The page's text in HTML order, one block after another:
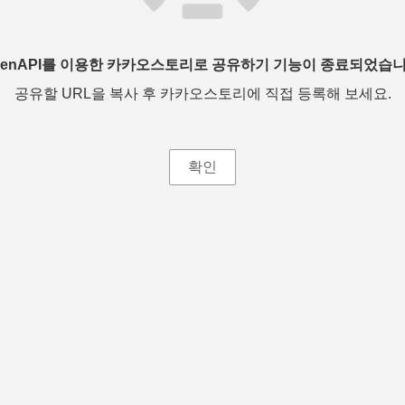
를 이용한 카카오스토리로 공유하기 기능이 종료되었습
공유할 URL을 복사 후 카카오스토리에 직접 등록해 보세요.
확인